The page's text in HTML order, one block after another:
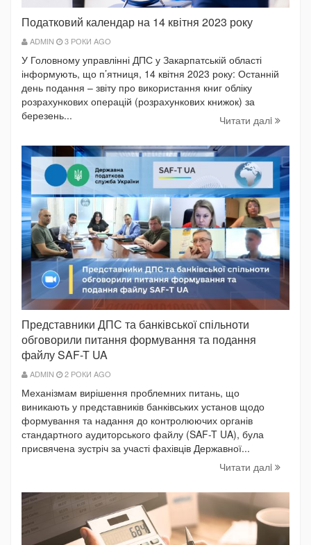
Податковий календар на 14 квітня 2023 року
ADMIN 3 РОКИ AGO
У Головному управлінні ДПС у Закарпатській області
інформують, що п’ятниця, 14 квітня 2023 року: Останній
день подання – звіту про використання книг обліку
розрахункових операцій (розрахункових книжок) за
березень...
Читати далi
Представники ДПС та банківської спільноти
обговорили питання формування та подання
файлу SAF-T UA
ADMIN 2 РОКИ AGO
Механізмам вирішення проблемних питань, що
виникають у представників банківських установ щодо
формування та надання до контролюючих органів
стандартного аудиторського файлу (SAF-T UA), була
присвячена зустріч за участі фахівців Державної...
Читати далi